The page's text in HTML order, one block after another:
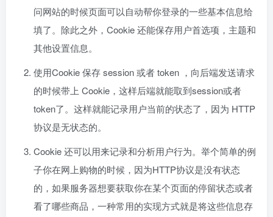
问网站的时候页面可以自动帮你登录的一些基本信息给
填了。除此之外，Cookie 还能保存用户首选项，主题和
其他设置信息。
使用Cookie 保存 session 或者 token ，向后端发送请求
的时候带上 Cookie，这样后端就能取到session或者
token了。这样就能记录用户当前的状态了，因为 HTTP
协议是无状态的。
Cookie 还可以用来记录和分析用户行为。举个简单的例
子你在网上购物的时候，因为HTTP协议是没有状态
的，如果服务器想要获取你在某个页面的停留状态或者
看了哪些商品，一种常用的实现方式就是将这些信息存